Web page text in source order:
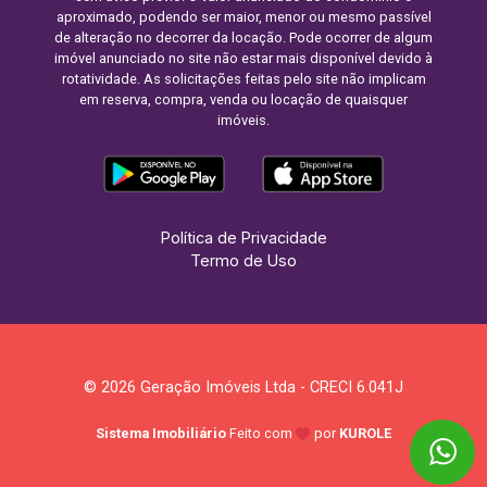
aproximado, podendo ser maior, menor ou mesmo passível
de alteração no decorrer da locação. Pode ocorrer de algum
imóvel anunciado no site não estar mais disponível devido à
rotatividade. As solicitações feitas pelo site não implicam
em reserva, compra, venda ou locação de quaisquer
imóveis.
Política de Privacidade
Termo de Uso
© 2026 Geração Imóveis Ltda - CRECI 6.041J
Sistema Imobiliário Feito com por KUROLE